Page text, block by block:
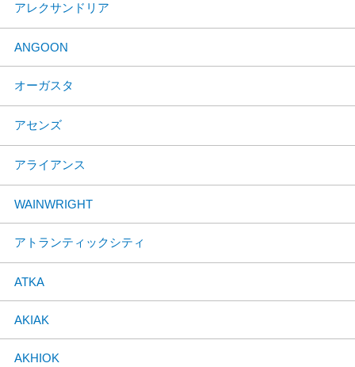
アレクサンドリア
ANGOON
オーガスタ
アセンズ
アライアンス
WAINWRIGHT
アトランティックシティ
ATKA
AKIAK
AKHIOK